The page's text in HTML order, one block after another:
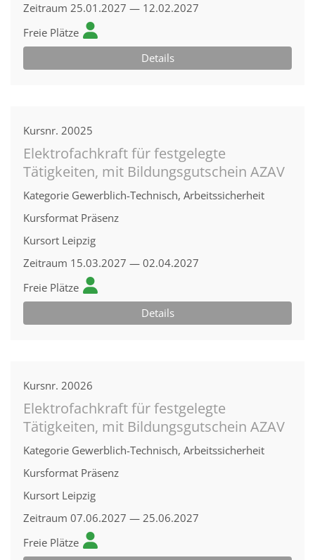
Zeitraum 25.01.2027 — 12.02.2027
Freie Plätze
Details
Kursnr. 20025
Elektrofachkraft für festgelegte
Tätigkeiten, mit Bildungsgutschein AZAV
Kategorie Gewerblich-Technisch, Arbeitssicherheit
Kursformat Präsenz
Kursort Leipzig
Zeitraum 15.03.2027 — 02.04.2027
Freie Plätze
Details
Kursnr. 20026
Elektrofachkraft für festgelegte
Tätigkeiten, mit Bildungsgutschein AZAV
Kategorie Gewerblich-Technisch, Arbeitssicherheit
Kursformat Präsenz
Kursort Leipzig
Zeitraum 07.06.2027 — 25.06.2027
Freie Plätze